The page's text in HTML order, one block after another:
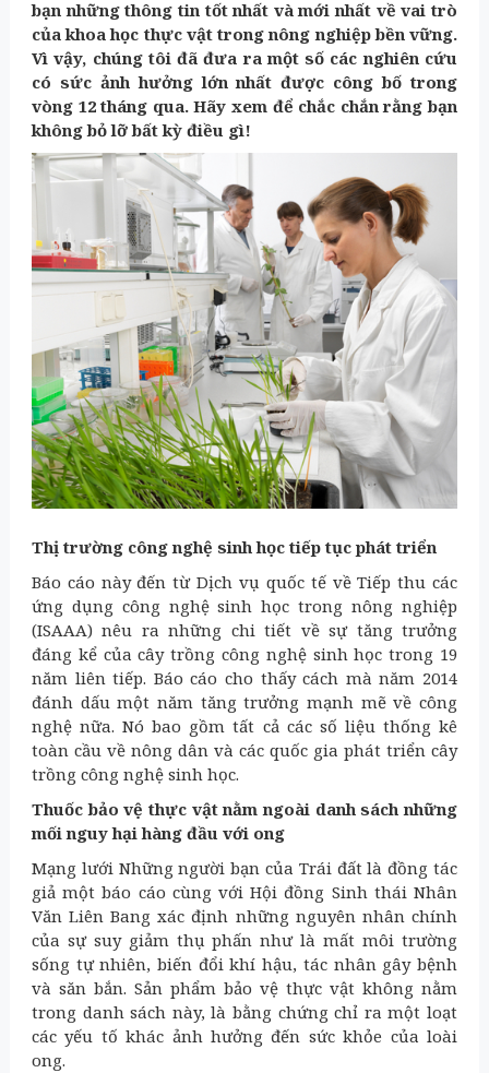
bạn những thông tin tốt nhất và mới nhất về vai trò
củakhoa học thực vậttrongnông nghiệp bền vững.
Vì vậy, chúng tôi đã đưa ra một số các nghiên cứu
có sức ảnh hưởng lớn nhất được công bố trong
vòng 12 tháng qua. Hãy xem để chắc chắn rằng bạn
không bỏ lỡ bất kỳ điều gì!
Thị trường công nghệ sinh họctiếp tục phát triển
Báo cáo này đến từ Dịch vụ quốc tế về Tiếp thu các
ứng dụng công nghệ sinh học trong nông nghiệp
(ISAAA) nêu ra những chi tiết về sự tăng trưởng
đáng kể của cây trồng công nghệ sinh học trong 19
năm liên tiếp. Báo cáo cho thấy cách mà năm 2014
đánh dấu một năm tăng trưởng mạnh mẽ về công
nghệ nữa. Nó bao gồm tất cả các số liệu thống kê
toàn cầu về nông dân và các quốc gia phát triển cây
trồng công nghệ sinh học.
Thuốcbảo vệ thực vậtnằm ngoài danh sách những
mối nguy hại hàng đầu với ong
Mạng lưới Những người bạn của Trái đất là đồng tác
giả một báo cáo cùng với Hội đồng Sinh thái Nhân
Văn Liên Bang xác định những nguyên nhân chính
của sự suy giảm thụ phấn như là mất môi trường
sống tự nhiên, biến đổi khí hậu, tác nhân gây bệnh
và săn bắn. Sản phẩm bảo vệ thực vật không nằm
trong danh sách này, là bằng chứng chỉ ra một loạt
các yếu tố khác ảnh hưởng đến sức khỏe của loài
ong.